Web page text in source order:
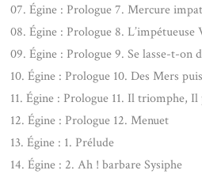
07. Égine : Prologue 7. Mercure
08. Égine : Prologue 8. L’impétueuse
09. Égine : Prologue 9. Se lasse-t-on
10. Égine : Prologue 10. Des Mers
11. Égine : Prologue 11. Il triomphe,
12. Égine : Prologue 12. Menuet
13. Égine : 1. Prélude
14. Égine : 2. Ah ! barbare Sysiphe